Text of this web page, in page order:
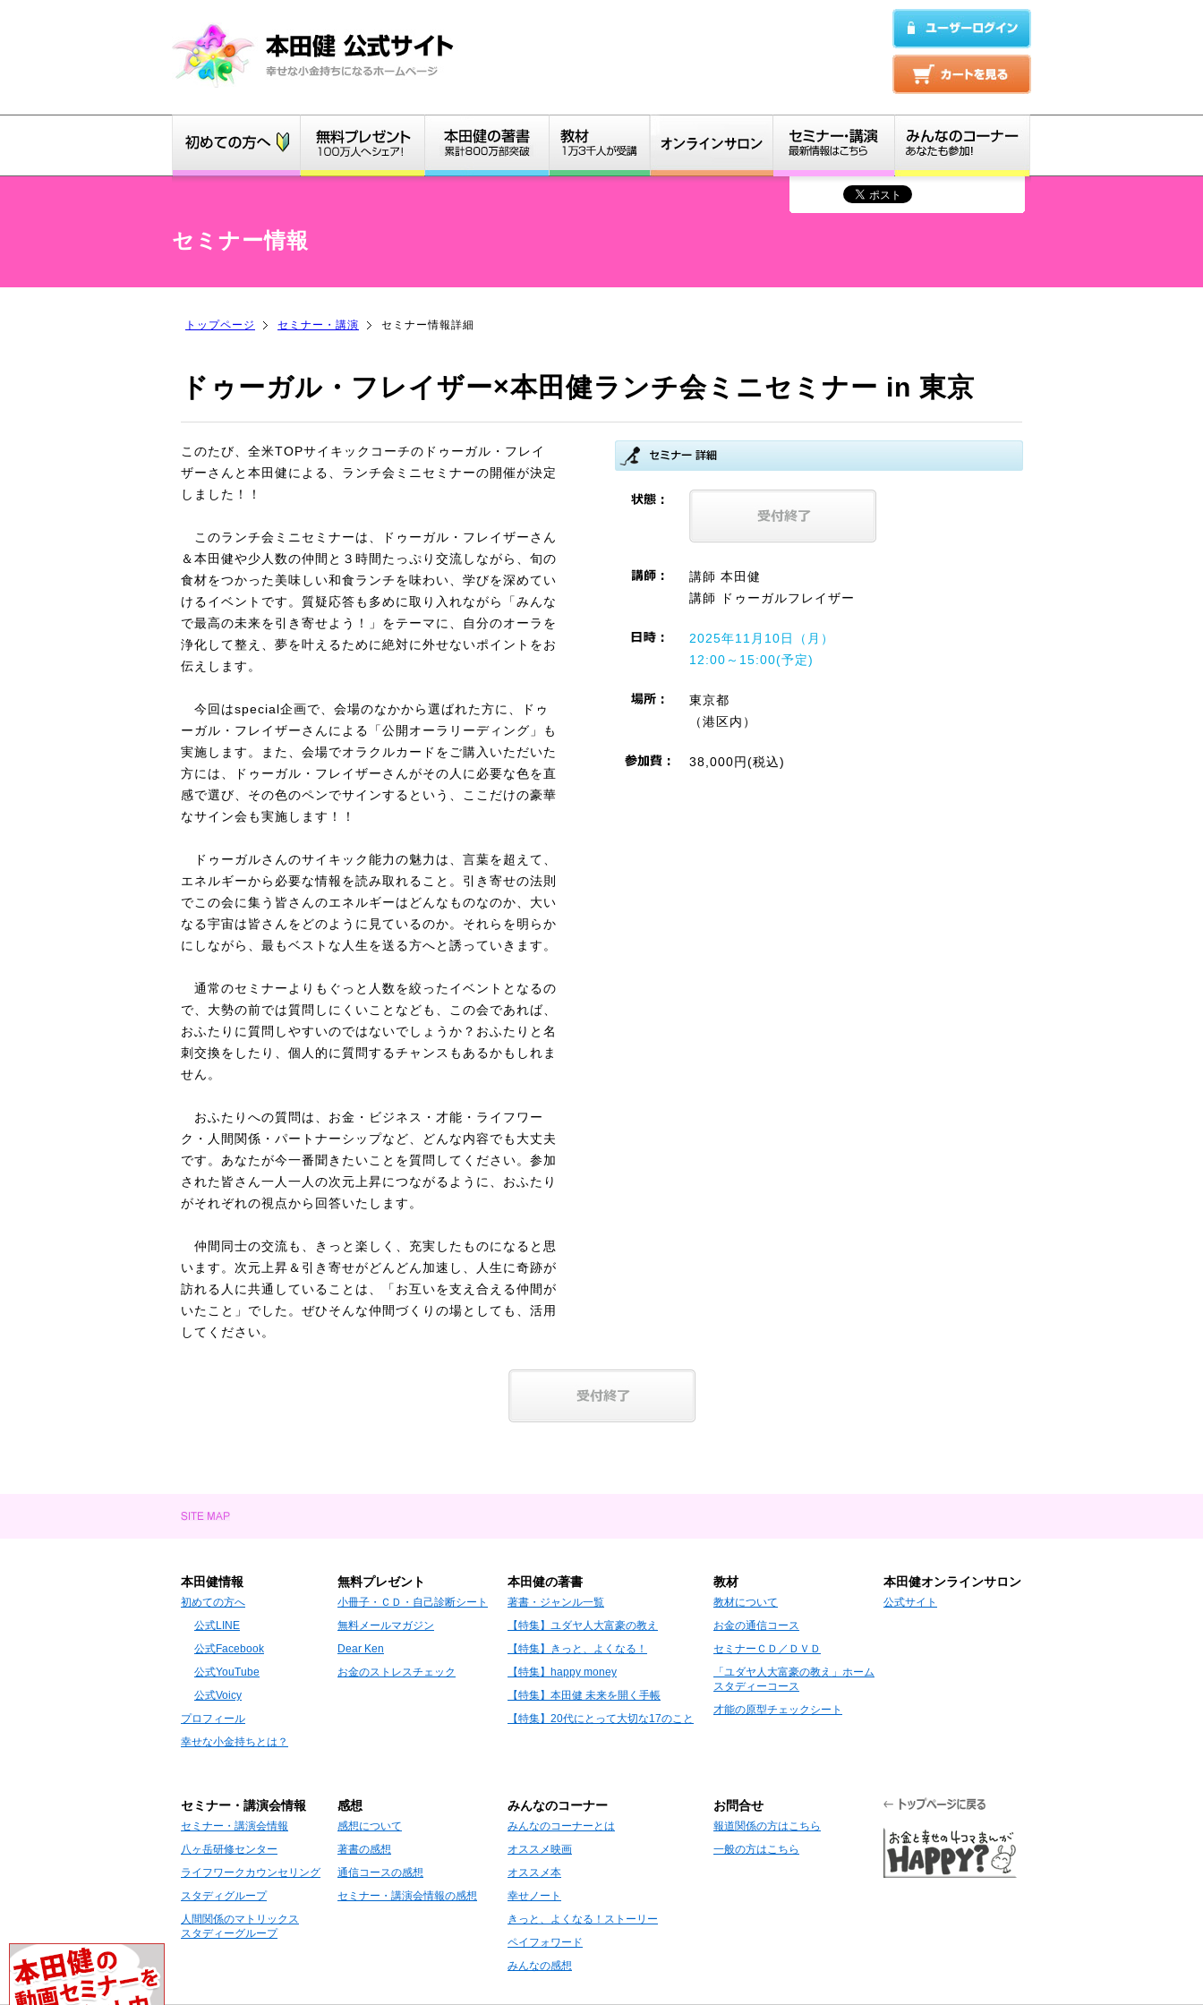
セミナー情報
トップページ セミナー・講演 セミナー情報詳細
ドゥーガル・フレイザー×本田健ランチ会ミニセミナー in 東京
このたび、全米TOPサイキックコーチのドゥーガル・フレイ
ザーさんと本田健による、ランチ会ミニセミナーの開催が決定
しました！！
このランチ会ミニセミナーは、ドゥーガル・フレイザーさん
＆本田健や少人数の仲間と３時間たっぷり交流しながら、旬の
食材をつかった美味しい和食ランチを味わい、学びを深めてい
けるイベントです。質疑応答も多めに取り入れながら「みんな
で最高の未来を引き寄せよう！」をテーマに、自分のオーラを
浄化して整え、夢を叶えるために絶対に外せないポイントをお
伝えします。
今回はspecial企画で、会場のなかから選ばれた方に、ドゥ
ーガル・フレイザーさんによる「公開オーラリーディング」も
実施します。また、会場でオラクルカードをご購入いただいた
方には、ドゥーガル・フレイザーさんがその人に必要な色を直
感で選び、その色のペンでサインするという、ここだけの豪華
なサイン会も実施します！！
ドゥーガルさんのサイキック能力の魅力は、言葉を超えて、
エネルギーから必要な情報を読み取れること。引き寄せの法則
でこの会に集う皆さんのエネルギーはどんなものなのか、大い
なる宇宙は皆さんをどのように見ているのか。それらを明らか
にしながら、最もベストな人生を送る方へと誘っていきます。
通常のセミナーよりもぐっと人数を絞ったイベントとなるの
で、大勢の前では質問しにくいことなども、この会であれば、
おふたりに質問しやすいのではないでしょうか？おふたりと名
刺交換をしたり、個人的に質問するチャンスもあるかもしれま
せん。
おふたりへの質問は、お金・ビジネス・才能・ライフワー
ク・人間関係・パートナーシップなど、どんな内容でも大丈夫
です。あなたが今一番聞きたいことを質問してください。参加
された皆さん一人一人の次元上昇につながるように、おふたり
がそれぞれの視点から回答いたします。
仲間同士の交流も、きっと楽しく、充実したものになると思
います。次元上昇＆引き寄せがどんどん加速し、人生に奇跡が
訪れる人に共通していることは、「お互いを支え合える仲間が
いたこと」でした。ぜひそんな仲間づくりの場としても、活用
してください。
講師 本田健
講師 ドゥーガルフレイザー
2025年11月10日（月）
12:00～15:00(予定)
東京都
（港区内）
38,000円(税込)
本田健情報
初めての方へ
公式LINE
公式Facebook
公式YouTube
公式Voicy
プロフィール
幸せな小金持ちとは？
無料プレゼント
小冊子・ＣＤ・自己診断シート
無料メールマガジン
Dear Ken
お金のストレスチェック
本田健の著書
著書・ジャンル一覧
【特集】ユダヤ人大富豪の教え
【特集】きっと、よくなる！
【特集】happy money
【特集】本田健 未来を開く手帳
【特集】20代にとって大切な17のこと
教材
教材について
お金の通信コース
セミナーＣＤ／ＤＶＤ
「ユダヤ人大富豪の教え」ホーム
スタディーコース
才能の原型チェックシート
本田健オンラインサロン
公式サイト
セミナー・講演会情報
セミナー・講演会情報
八ヶ岳研修センター
ライフワークカウンセリング
スタディグループ
人間関係のマトリックス
スタディーグループ
感想
感想について
著書の感想
通信コースの感想
セミナー・講演会情報の感想
みんなのコーナー
みんなのコーナーとは
オススメ映画
オススメ本
幸せノート
きっと、よくなる！ストーリー
ペイフォワード
みんなの感想
お問合せ
報道関係の方はこちら
一般の方はこちら